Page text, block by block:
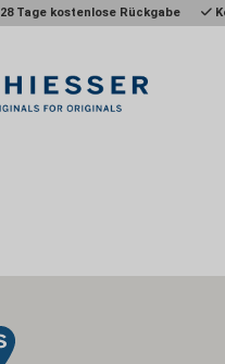
28 Tage kostenlose Rückgabe